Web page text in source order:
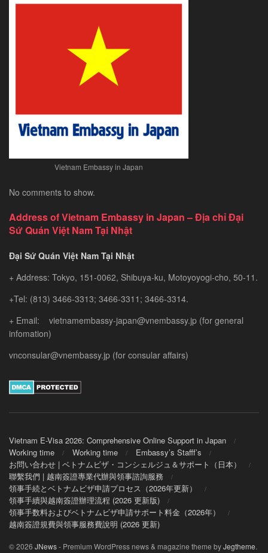
Vietnam Embassy in Japan
No comments to show.
Address of Vietnam Embassy in Japan – Địa chỉ Đại
Sứ Quán Việt Nam Tại Nhật
Đại Sứ Quán Việt Nam Tại Nhật
+ Address: Tokyo, 151-0062, Shibuya-ku, Motoyoyogi-cho, 50-11.
+Tel: (813) 3466-3313; 3466-3311; 3466-3314.
+ Email: vietnamembassy-japan@vnembassy.jp (for general
infomation)
vnconsular@vnembassy.jp (for consular affairs)
Vietnam E-Visa 2026: Comprehensive Online Support in Japan
Working time
Working time
Embassy’s Stafff’s
お問い合わせ | ベトナムビザ・コンシェルジュ＆サポート（日本）
聯繫我們 | 越南簽證專業代辦與領事諮詢服務
領事手続とベトナムビザ申請プロセス（2026年更新）
領事手續與越南簽證辦理流程 (2026 更新版)
領事手数料およびベトナムビザ申請サポート料金（2026年）
越南簽證規費與領事服務費說明 (2026 更新)
© 2026 JNews- Premium WordPress news & magazine theme byJegtheme.